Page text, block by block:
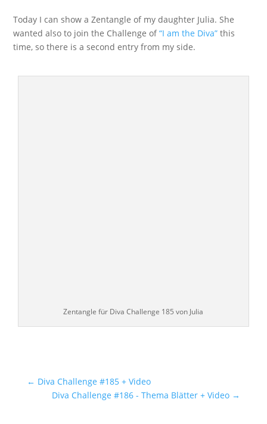
Today I can show a Zentangle of my daughter Julia. She
wantedalso to join the Challenge of “I am the Diva” this
time, so there is a second entry from my side.
Zentangle für Diva Challenge 185 von Julia
← Diva Challenge #185 + Video
Diva Challenge #186 - Thema Blätter + Video →